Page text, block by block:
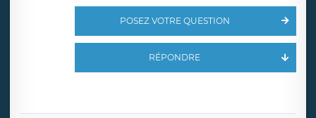
POSEZ VOTRE QUESTION
RÉPONDRE